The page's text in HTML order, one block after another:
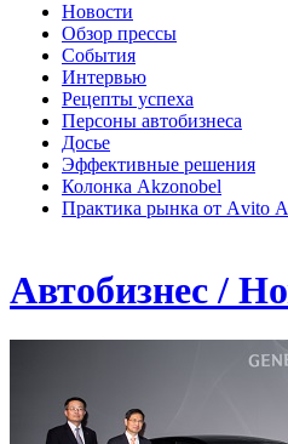
Новости
Обзор прессы
События
Интервью
Рецепты успеха
Персоны автобизнеса
Досье
Эффективные решения
Колонка Akzonobel
Практика рынка от Аvito
Автобизнес /